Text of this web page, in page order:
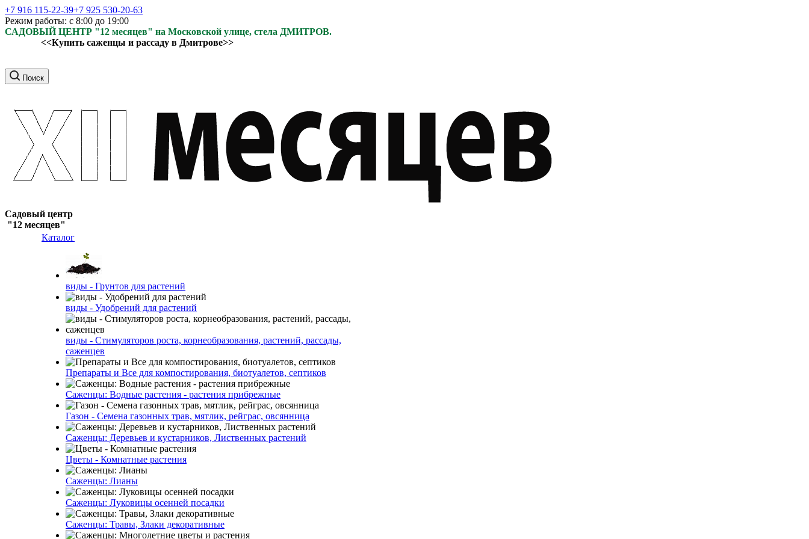
+7 916 115-22-39+7 925 530-20-63
Режим работы: с 8:00 до 19:00
САДОВЫЙ ЦЕНТР "12 месяцев" на Московской улице, стела ДМИТРОВ.
<<Купить саженцы и рассаду в Дмитрове>>
Поиск
Садовый центр
"12 месяцев"
Каталог
виды - Грунтов для растений
виды - Удобрений для растений
виды - Стимуляторов роста, корнеобразования, растений, рассады,
саженцев
Препараты и Все для компостирования, биотуалетов, септиков
Саженцы: Водные растения - растения прибрежные
Газон - Семена газонных трав, мятлик, рейграс, овсянница
Саженцы: Деревьев и кустарников, Лиственных растений
Цветы - Комнатные растения
Саженцы: Лианы
Саженцы: Луковицы осенней посадки
Саженцы: Травы, Злаки декоративные